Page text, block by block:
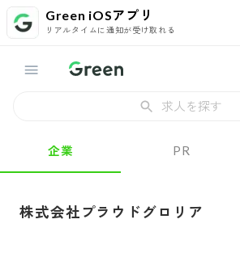
Green iOSアプリ
リアルタイムに通知が受け取れる
求人を探す
企業 PR
株式会社プラウドグロリア